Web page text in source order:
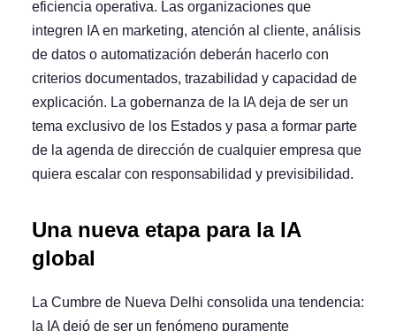
eficiencia operativa. Las organizaciones que
integren IA en marketing, atención al cliente, análisis
de datos o automatización deberán hacerlo con
criterios documentados, trazabilidad y capacidad de
explicación. La gobernanza de la IA deja de ser un
tema exclusivo de los Estados y pasa a formar parte
de la agenda de dirección de cualquier empresa que
quiera escalar con responsabilidad y previsibilidad.
Una nueva etapa para la IA
global
La Cumbre de Nueva Delhi consolida una tendencia:
la IA dejó de ser un fenómeno puramente